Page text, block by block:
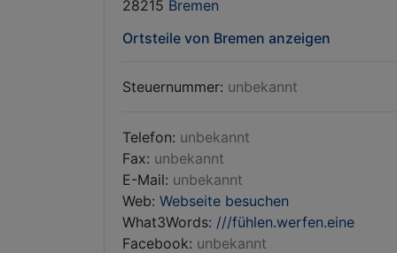
28215 Bremen
Ortsteile von Bremen anzeigen
Steuernummer: unbekannt
Telefon: unbekannt
Fax: unbekannt
E-Mail: unbekannt
Web: Webseite besuchen
What3Words: ///fühlen.werfen.eine
Facebook: unbekannt